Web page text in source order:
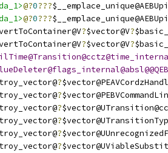
@?0???
@?0???
?$vector@V?
?$vector@V?
?
?
?
?
?
?